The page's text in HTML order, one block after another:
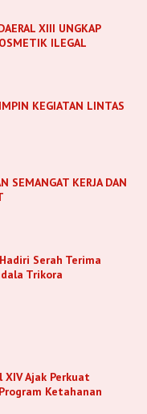
XIII UNGKAP
ILEGAL
KEGIATAN LINTAS
SEMANGAT KERJA DAN
Serah Terima
Trikora
XIV Ajak Perkuat
Ketahanan